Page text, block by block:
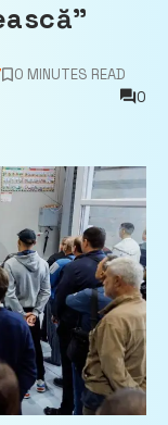
0 MINUTES READ
0